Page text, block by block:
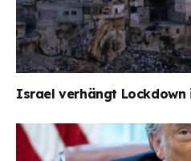
Israel verhängt Lockdown